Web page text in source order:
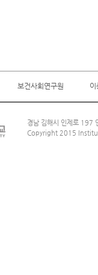
보건사회연구원 이
경남 김해시 인제로
Copyright 2015